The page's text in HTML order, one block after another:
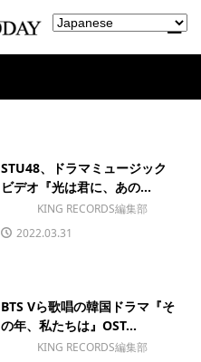
STU48、ドラマミュージック
ビデオ『光は君に、あの...
KING RECORDS編集部
2022.03.31
BTS Vら歌唱の韓国ドラマ『そ
の年、私たちは』OST...
KING RECORDS編集部